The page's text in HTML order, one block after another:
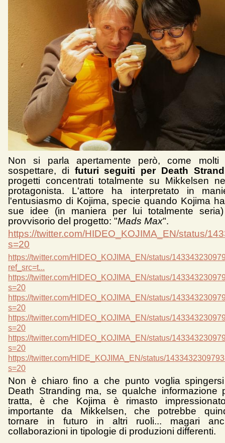
Non si parla apertamente però, come molti
sospettare, di futuri seguiti per Death
progetti concentrati totalmente su Mikkelsen
protagonista. L'attore ha interpretato in
l'entusiasmo di Kojima, specie quando Kojima
sue idee (in maniera per lui totalmente
provvisorio del progetto: "Mads Max".
https://twitter.com/HIDEO_KOJIMA_EN/status/
s=20
https://twitter.com/HIDEO_KOJIMA_EN/status/
ref_src=t...
https://twitter.com/HIDEO_KOJIMA_EN/status/
s=20
https://twitter.com/HIDEO_KOJIMA_EN/status/
s=20
https://twitter.com/HIDEO_KOJIMA_EN/status/
s=20
https://twitter.com/HIDEO_KOJIMA_EN/status/
s=20
https://twitter.com/HIDE_KOJIMA_EN/status/
s=20
Non è chiaro fino a che punto voglia
Death Stranding ma, se qualche informazione
tratta, è che Kojima è rimasto
importante da Mikkelsen, che potrebbe
tornare in futuro in altri ruoli... magari
collaborazioni in tipologie di produzioni differenti.